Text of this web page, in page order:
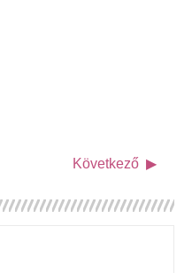
Következő